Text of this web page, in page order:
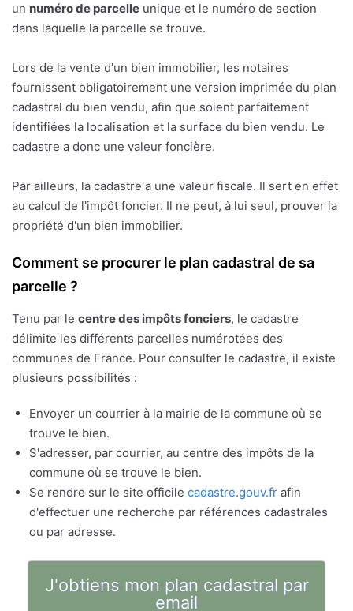
un numéro de parcelle unique et le numéro de section
dans laquelle la parcelle se trouve.
Lors de la vente d'un bien immobilier, les notaires
fournissent obligatoirement une version imprimée du plan
cadastral du bien vendu, afin que soient parfaitement
identifiées la localisation et la surface du bien vendu. Le
cadastre a donc une valeur foncière.
Par ailleurs, la cadastre a une valeur fiscale. Il sert en effet
au calcul de l'impôt foncier. Il ne peut, à lui seul, prouver la
propriété d'un bien immobilier.
Comment se procurer le plan cadastral de sa
parcelle ?
Tenu par le centre des impôts fonciers, le cadastre
délimite les différents parcelles numérotées des
communes de France. Pour consulter le cadastre, il existe
plusieurs possibilités :
Envoyer un courrier à la mairie de la commune où se
trouve le bien.
S'adresser, par courrier, au centre des impôts de la
commune où se trouve le bien.
Se rendre sur le site officile cadastre.gouv.fr afin
d'effectuer une recherche par références cadastrales
ou par adresse.
J'obtiens mon plan cadastral par
email